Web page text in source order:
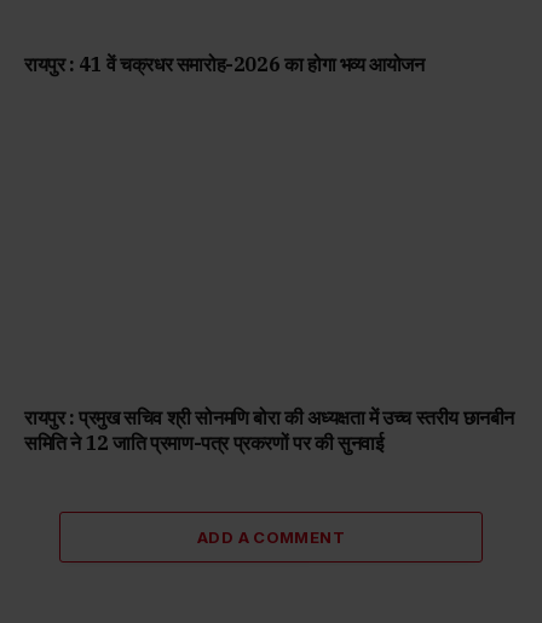
रायपुर : 41 वें चक्रधर समारोह-2026 का होगा भव्य आयोजन
रायपुर : प्रमुख सचिव श्री सोनमणि बोरा की अध्यक्षता में उच्च स्तरीय छानबीन
समिति ने 12 जाति प्रमाण-पत्र प्रकरणों पर की सुनवाई
ADD A COMMENT